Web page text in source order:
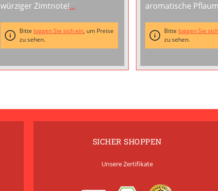
würziger Zimtnote!...
Bitte loggen Sie sich ein, um Preise
zu sehen.
aromatische
weihnachtlichen
einem festlichen
Pflaumen und 10
Bitte loggen Sie
zu sehen.
SICHER SHOPPEN
Unsere Zertifikate